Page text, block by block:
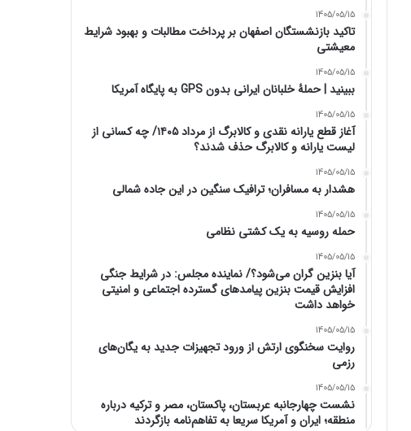
1405/05/15
تاکید بازنشستگان اصفهان بر پرداخت مطالبات و بهبود شرایط
معیشتی
1405/05/15
ببینید | حملۀ خلبانان ایرانی بدون GPS به پایگاه آمریکا
1405/05/15
آغاز قطع یارانه نقدی و کالابرگ از مرداد ۱۴۰۵/ چه کسانی از
لیست یارانه و کالابرگ حذف شدند؟
1405/05/15
هشدار به مسافران؛ ترافیک سنگین در این جاده شمالی
1405/05/15
حمله روسیه به یک کشتی نظامی
1405/05/15
آیا بنزین گران می‌شود؟/ نماینده مجلس: در شرایط جنگی
افزایش قیمت بنزین پیامدهای گسترده اجتماعی و امنیتی
خواهد داشت
1405/05/15
روایت سخنگوی ارتش از ورود تجهیزات جدید به یگان‌های
رزمی
1405/05/15
نشست چهارجانبه عربستان، پاکستان، مصر و ترکیه درباره
منطقه؛ ایران و آمریکا سریعا به تفاهم‌نامه بازگردند